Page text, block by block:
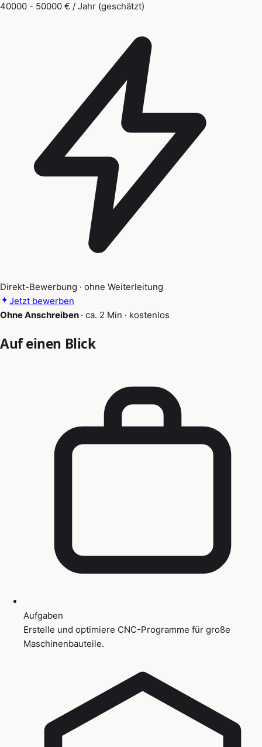
40000 - 50000 € / Jahr (geschätzt)
Direkt-Bewerbung · ohne Weiterleitung
Jetzt bewerben
Ohne Anschreiben · ca. 2 Min · kostenlos
Auf einen Blick
Aufgaben
Erstelle und optimiere CNC-Programme für große
Maschinenbauteile.